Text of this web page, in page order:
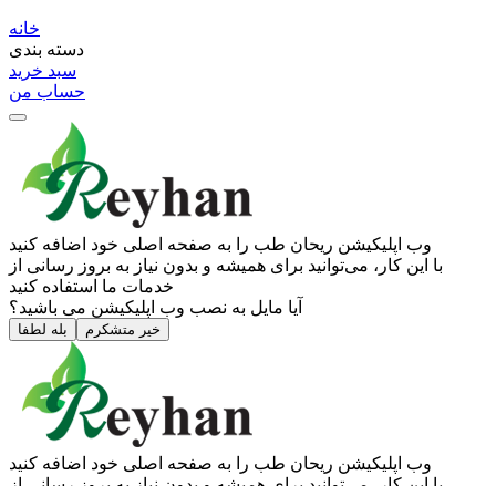
خانه
دسته بندی
سبد خرید
حساب من
وب ‌اپلیکیشن ریحان طب را به صفحه اصلی خود اضافه کنید
با این کار، می‌توانید برای همیشه و بدون نیاز به بروز ‌رسانی از
خدمات ما استفاده کنید
آیا مایل به نصب وب اپلیکیشن می باشید؟
بله لطفا خیر متشکرم
وب ‌اپلیکیشن ریحان طب را به صفحه اصلی خود اضافه کنید